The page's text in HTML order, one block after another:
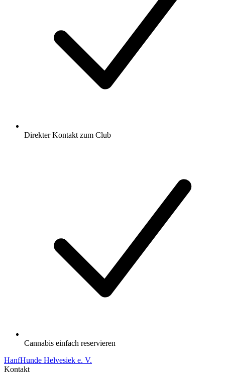
Direkter Kontakt zum Club
Cannabis einfach reservieren
HanfHunde Helvesiek e. V.
Kontakt